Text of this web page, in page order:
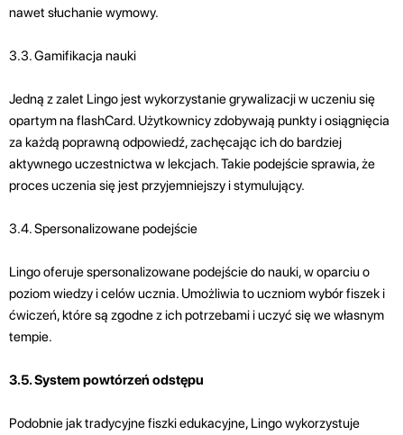
nawet słuchanie wymowy.
3.3. Gamifikacja nauki
Jedną z zalet Lingo jest wykorzystanie grywalizacji w uczeniu się
opartym na flashCard. Użytkownicy zdobywają punkty i osiągnięcia
za każdą poprawną odpowiedź, zachęcając ich do bardziej
aktywnego uczestnictwa w lekcjach. Takie podejście sprawia, że ​​
proces uczenia się jest przyjemniejszy i stymulujący.
3.4. Spersonalizowane podejście
Lingo oferuje spersonalizowane podejście do nauki, w oparciu o
poziom wiedzy i celów ucznia. Umożliwia to uczniom wybór fiszek i
ćwiczeń, które są zgodne z ich potrzebami i uczyć się we własnym
tempie.
3.5. System powtórzeń odstępu
Podobnie jak tradycyjne fiszki edukacyjne, Lingo wykorzystuje